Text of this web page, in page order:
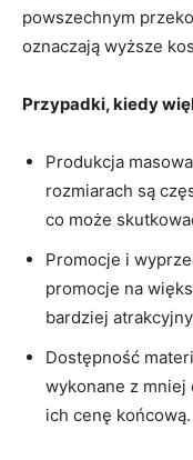
powszechnym
oznaczają wyższe
Przypadki, kiedy
Produkcja
rozmiarach są‍
co może
Promocje ​i
promocje na⁤
bardziej⁢
Dostępność
wykonane ⁢z‍ mniej
ich cenę końcową.